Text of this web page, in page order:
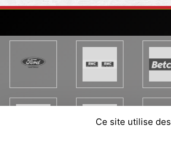
Ce site utilise